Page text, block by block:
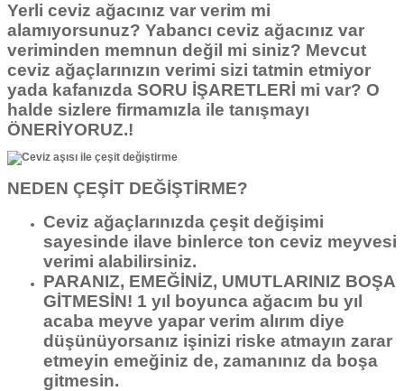
Yerli ceviz ağacınız var verim mi
alamıyorsunuz? Yabancı ceviz ağacınız var
veriminden memnun değil mi siniz? Mevcut
ceviz ağaçlarınızın verimi sizi tatmin etmiyor
yada kafanızda SORU İŞARETLERİ mi var? O
halde sizlere firmamızla ile tanışmayı
ÖNERİYORUZ.!
NEDEN ÇEŞİT DEĞİŞTİRME?
Ceviz ağaçlarınızda çeşit değişimi
sayesinde ilave binlerce ton ceviz meyvesi
verimi alabilirsiniz.
PARANIZ, EMEĞİNİZ, UMUTLARINIZ BOŞA
GİTMESİN! 1 yıl boyunca ağacım bu yıl
acaba meyve yapar verim alırım diye
düşünüyorsanız işinizi riske atmayın zarar
etmeyin emeğiniz de, zamanınız da boşa
gitmesin.